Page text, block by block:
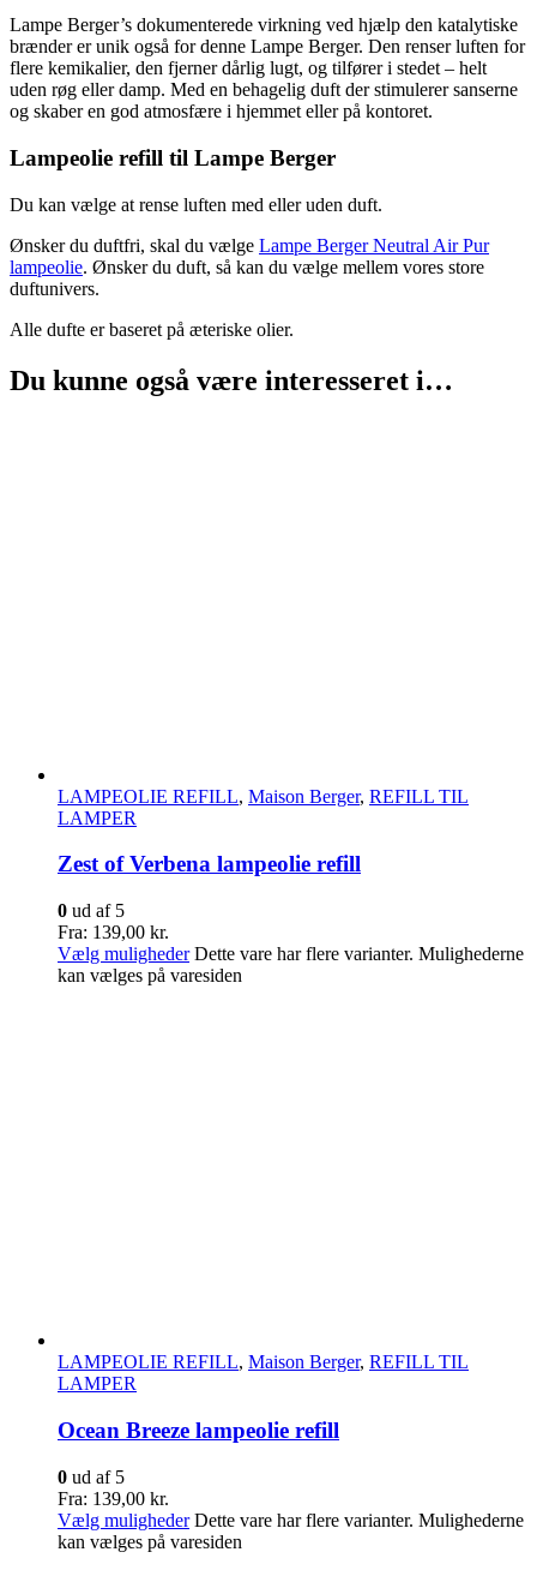
Lampe Berger’s dokumenterede virkning ved hjælp den katalytiske
brænder er unik også for denne Lampe Berger. Den renser luften for
flere kemikalier, den fjerner dårlig lugt, og tilfører i stedet – helt
uden røg eller damp. Med en behagelig duft der stimulerer sanserne
og skaber en god atmosfære i hjemmet eller på kontoret.
Lampeolie refill til Lampe Berger
Du kan vælge at rense luften med eller uden duft.
Ønsker du duftfri, skal du vælge Lampe Berger Neutral Air Pur
lampeolie. Ønsker du duft, så kan du vælge mellem vores store
duftunivers.
Alle dufte er baseret på æteriske olier.
Du kunne også være interesseret i…
LAMPEOLIE REFILL, Maison Berger, REFILL TIL
LAMPER
Zest of Verbena lampeolie refill
0 ud af 5
Fra: 139,00 kr.
Vælg muligheder Dette vare har flere varianter. Mulighederne
kan vælges på varesiden
LAMPEOLIE REFILL, Maison Berger, REFILL TIL
LAMPER
Ocean Breeze lampeolie refill
0 ud af 5
Fra: 139,00 kr.
Vælg muligheder Dette vare har flere varianter. Mulighederne
kan vælges på varesiden